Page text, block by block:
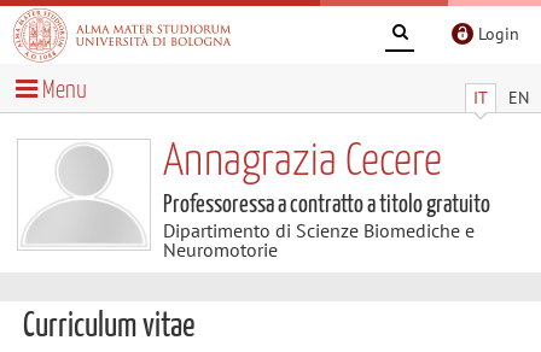
Login
IT EN
Menu
Annagrazia Cecere
Professoressa a contratto a titolo gratuito
Dipartimento di Scienze Biomediche e
Neuromotorie
Curriculum vitae